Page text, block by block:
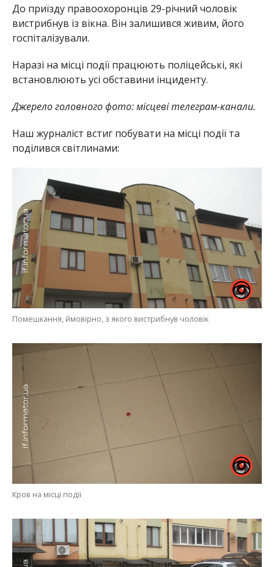
До приїзду правоохоронців 29-річний чоловік
вистрибнув із вікна. Він залишився живим, його
госпіталізували.
Наразі на місці події працюють поліцейські, які
встановлюють усі обставини інциденту.
Джерело головного фото: місцеві телеграм-канали.
Наш журналіст встиг побувати на місці події та
поділився світлинами:
Помешкання, ймовірно, з якого вистрибнув чоловік
Кров на місці події